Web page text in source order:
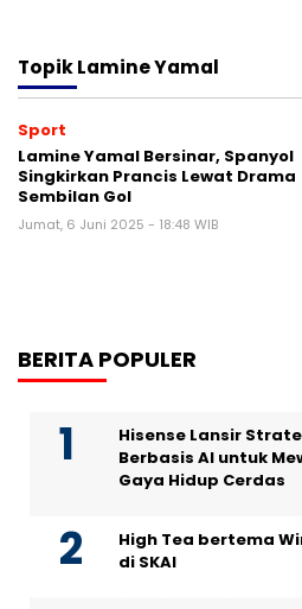
TopikLamine Yamal
Sport
Lamine Yamal Bersinar, Spanyol
Singkirkan Prancis Lewat Drama
Sembilan Gol
Jumat, 6 Juni 2025 - 18:48 WIB
BERITA POPULER
Hisense Lansir
Berbasis AI untuk
Gaya Hidup Cerdas
High Tea bertema
di SKAI